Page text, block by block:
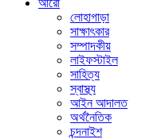
আরো
লোহাগাড়া
সাক্ষাৎকার
সম্পাদকীয়
লাইফস্টাইল
সাহিত্য
স্বাস্থ্য
আইন আদালত
অর্থনৈতিক
চন্দনাইশ